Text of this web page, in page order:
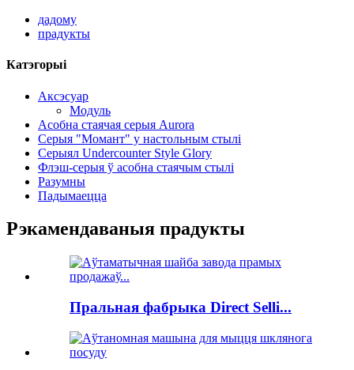
дадому
прадукты
Катэгорыі
Аксэсуар
Модуль
Асобна стаячая серыя Aurora
Серыя "Момант" у настольным стылі
Серыял Undercounter Style Glory
Флэш-серыя ў асобна стаячым стылі
Разумны
Падымаецца
Рэкамендаваныя прадукты
Пральная фабрыка Direct Selli...